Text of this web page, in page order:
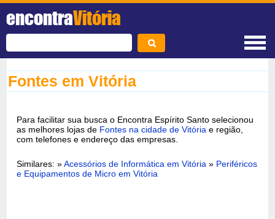
encontraVitória
Fontes em Vitória
Para facilitar sua busca o Encontra Espírito Santo selecionou
as melhores lojas de Fontes na cidade de Vitória e região,
com telefones e endereço das empresas.
Similares: »Acessórios de Informática em Vitória » Periféricos
e Equipamentos de Micro em Vitória